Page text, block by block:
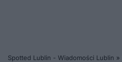
Spotted Lublin - Wiadomości Lublin »